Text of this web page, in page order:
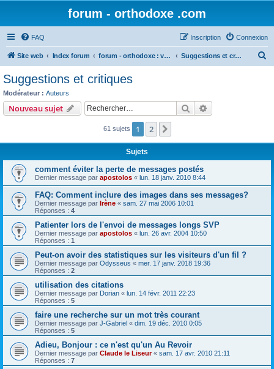
forum - orthodoxe .com
FAQ Connexion
Inscription
Site web Index forum forum - orthodoxe : vos remarques Suggestions et critiques
c
r
Suggestions et critiques
Modérateur : Auteurs
Nouveau sujet Rechercher
61 sujets 1 2
Sujets
comment éviter la perte de messages postés
Dernier message par apostolos « lun. 18 janv. 2010 8:44
FAQ: Comment inclure des images dans ses messages?
Dernier message par Irène « sam. 27 mai 2006 10:01
Réponses : 4
Patienter lors de l'envoi de messages longs SVP
Dernier message par apostolos « lun. 26 avr. 2004 10:50
Réponses : 1
Peut-on avoir des statistiques sur les visiteurs d'un fil ?
Dernier message par Odysseus « mer. 17 janv. 2018 19:36
Réponses : 2
utilisation des citations
Dernier message par Dorian « lun. 14 févr. 2011 22:23
Réponses : 5
faire une recherche sur un mot très courant
Dernier message par J-Gabriel « dim. 19 déc. 2010 0:05
Réponses : 5
Adieu, Bonjour : ce n'est qu'un Au Revoir
Dernier message par Claude le Liseur« sam. 17 avr. 2010 21:11
Réponses : 7